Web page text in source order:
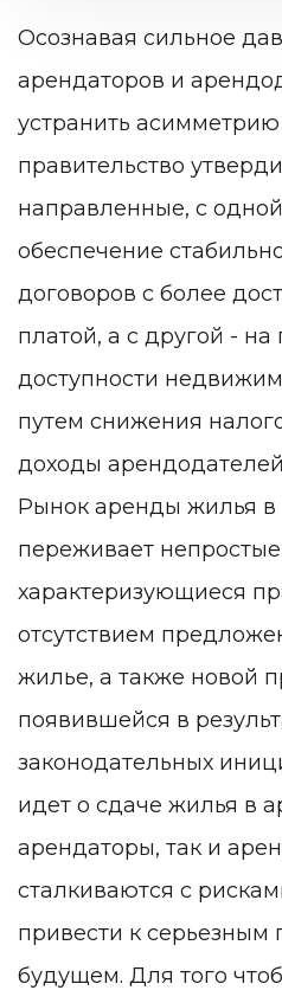
Осознавая сильное
арендаторов и
устранить
правительство
направленные, с
обеспечение
договоров с более
платой, а с другой -
доступности
путем снижения
доходы арендодателей
Рынок аренды жилья в
переживает
характеризующиеся
отсутствием
жилье, а также новой
появившейся в
законодательных
идет о сдаче жилья в
арендаторы, так и
сталкиваются с
привести к серьезным
будущем. Для того